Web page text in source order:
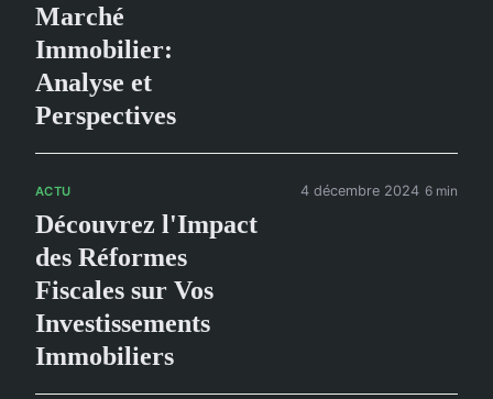
Marché
Immobilier:
Analyse et
Perspectives
ACTU
Découvrez l'Impact
des Réformes
Fiscales sur Vos
Investissements
Immobiliers
4 décembre 2024 6 min